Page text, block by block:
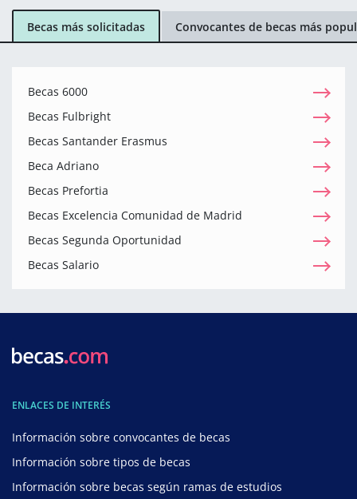
Becas más solicitadas Convocantes de becas más
Becas 6000
Becas Fulbright
Becas Santander Erasmus
Beca Adriano
Becas Prefortia
Becas Excelencia Comunidad de Madrid
Becas Segunda Oportunidad
Becas Salario
ENLACES DE INTERÉS
Información sobre convocantes de becas
Información sobre tipos de becas
Información sobre becas según ramas de estudios